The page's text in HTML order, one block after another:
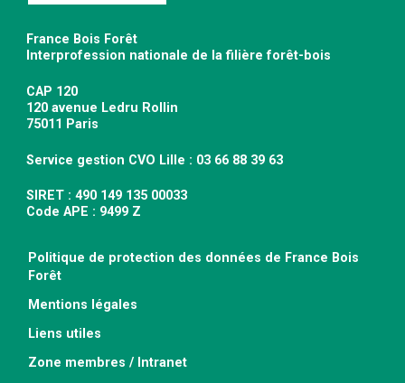
France Bois Forêt
Interprofession nationale de la filière forêt-bois
CAP 120
120 avenue Ledru Rollin
75011 Paris
Service gestion CVO Lille : 03 66 88 39 63
SIRET : 490 149 135 00033
Code APE : 9499 Z
Politique de protection des données de France Bois
Forêt
Mentions légales
Liens utiles
Zone membres / Intranet